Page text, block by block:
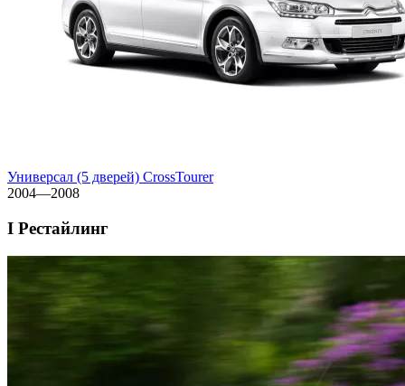
Универсал (5 дверей) CrossTourer
2004—2008
I Рестайлинг